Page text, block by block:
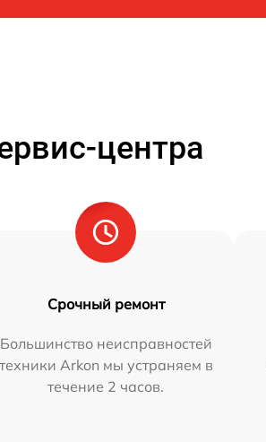
центра
Срочный ремонт
Большинство неисправностей
техники Arkon мы устраняем в
течение 2 часов.